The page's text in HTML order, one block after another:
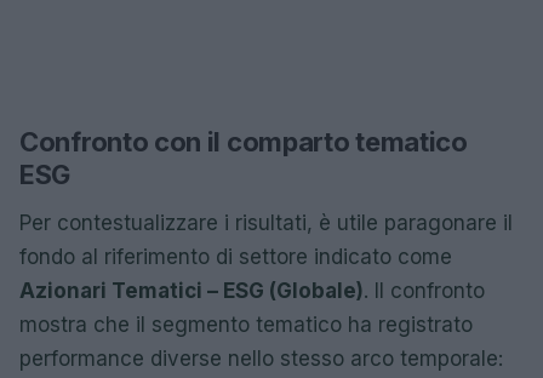
Confronto con il comparto tematico
ESG
Per contestualizzare i risultati, è utile paragonare il
fondo al riferimento di settore indicato come
Azionari Tematici – ESG (Globale). Il confronto
mostra che il segmento tematico ha registrato
performance diverse nello stesso arco temporale: